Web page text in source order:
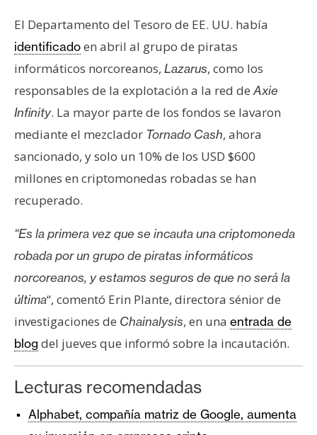
El Departamento del Tesoro de EE. UU. había
identificadoen abril al grupo de piratas
informáticos norcoreanos, Lazarus, como los
responsables de la explotación a la red deAxie
Infinity. La mayor parte de los fondos se lavaron
mediante el mezclador Tornado Cash, ahora
sancionado, y solo un 10% de los USD $600
millones en criptomonedas robadas se han
recuperado.
“Es la primera vez que se incauta una criptomoneda
robada por un grupo de piratas informáticos
norcoreanos, y estamos seguros de que no será la
última“, comentó Erin Plante, directora sénior de
investigaciones de Chainalysis, en una entrada de
blog del jueves que informó sobre la incautación.
Lecturas recomendadas
Alphabet, compañía matriz de Google, aumenta